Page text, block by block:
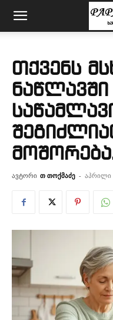
თქვენს
ნაწლავში
ავტორი თ თოქმაძე - აპრილი